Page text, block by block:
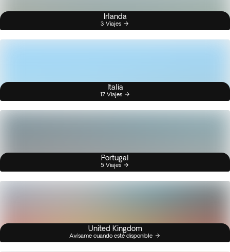
Irlanda
3 Viajes
Italia
17 Viajes
Portugal
5 Viajes
United Kingdom
Avísame cuando esté disponible